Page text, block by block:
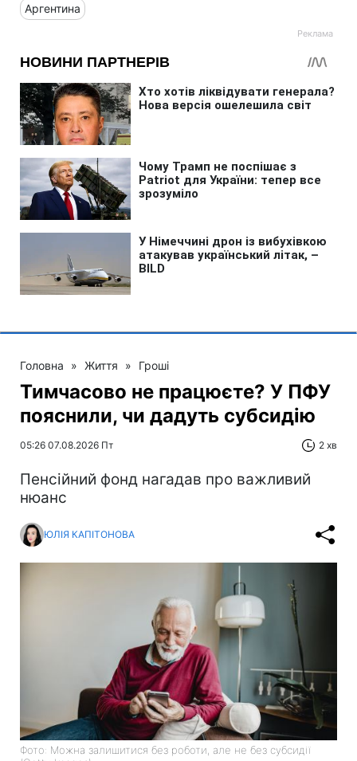
Аргентина
Головна » Життя » Гроші
Тимчасово не працюєте? У ПФУ
пояснили, чи дадуть субсидію
05:26 07.08.2026 Пт 2 хв
Пенсійний фонд нагадав про важливий
нюанс
ЮЛІЯ КАПІТОНОВА
Фото: Можна залишитися без роботи, але не без субсидії